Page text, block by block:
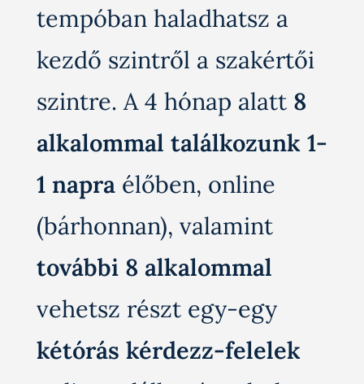
tempóban haladhatsz a
kezdő szintről a szakértői
szintre. A 4 hónap alatt 8
alkalommal találkozunk 1-
1 napraélőben, online
(bárhonnan), valamint
további 8 alkalommal
vehetsz részt egy-egy
kétórás kérdezz-felelek